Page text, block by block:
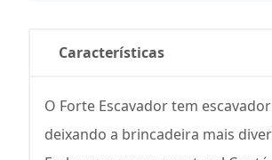
Características
O Forte Escavador tem
deixando a brincadeira mais